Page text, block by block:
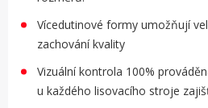
Vícedutinové formy umožňují
zachování kvality
Vizuální kontrola 100%
u každého lisovacího stroje